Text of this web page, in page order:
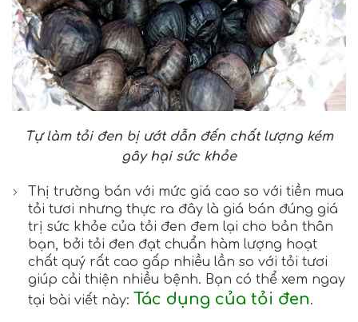
Tự làm tỏi đen bị ướt dẫn đến chất lượng kém
gây hại sức khỏe
Thị trường bán với mức giá cao so với tiền mua
tỏi tươi nhưng thực ra đây là giá bán đúng giá
trị sức khỏe của tỏi đen đem lại cho bản thân
bạn, bởi tỏi đen đạt chuẩn hàm lượng hoạt
chất quý rất cao gấp nhiều lần so với tỏi tươi
giúp cải thiện nhiều bệnh. Bạn có thể xem ngay
tại bài viết này: Tác dụng của tỏi đen.